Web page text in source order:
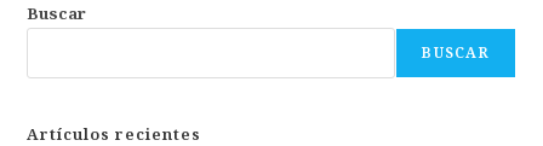
Buscar
BUSCAR
Artículos recientes